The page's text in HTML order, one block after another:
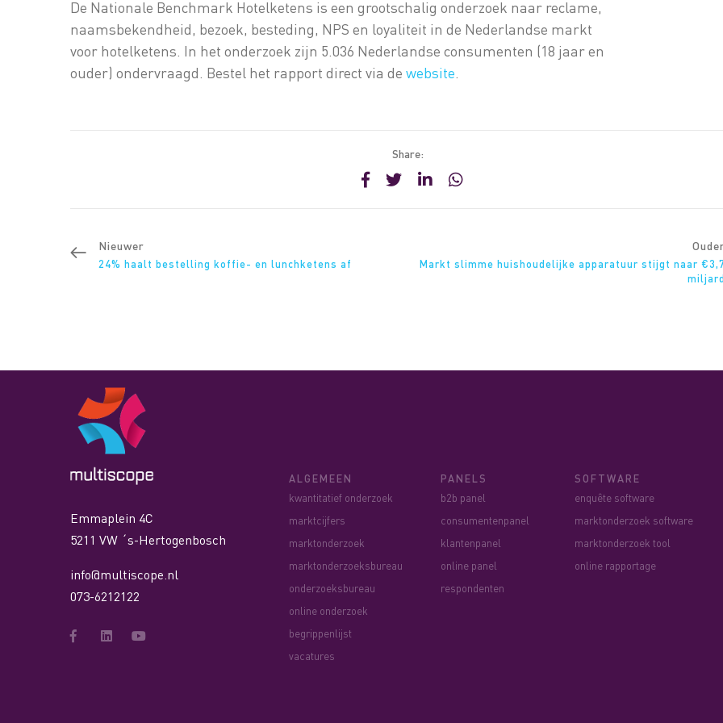
De Nationale Benchmark Hotelketens is een grootschalig onderzoek naar reclame,
naamsbekendheid, bezoek, besteding, NPS en loyaliteit in de Nederlandse markt
voor hotelketens. In het onderzoek zijn 5.036 Nederlandse consumenten (18 jaar en
ouder) ondervraagd. Bestel het rapport direct via dewebsite
Share:
Nieuwer
24% haalt bestelling koffie- en lunchketens af
Markt slimme huishoudelijke apparatuur stijgt naar
miljard
Emmaplein 4C
5211 VW ´s-Hertogenbosch
info@multiscope.nl
073-6212122
ALGEMEEN
kwantitatief onderzoek
marktcijfers
marktonderzoek
marktonderzoeksbureau
onderzoeksbureau
online onderzoek
begrippenlijst
vacatures
PANELS
b2b panel
consumentenpanel
klantenpanel
online panel
respondenten
SOFTWARE
enquête software
marktonderzoek software
marktonderzoek tool
online rapportage